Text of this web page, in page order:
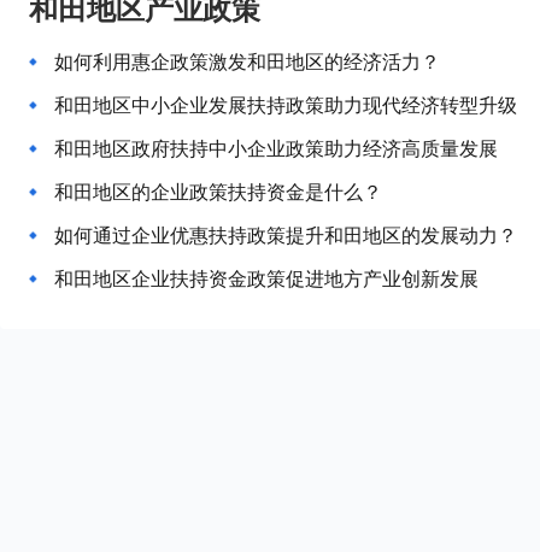
如何利用惠企政策激发和田地区的经济活力？
和田地区中小企业发展扶持政策助力现代经济转型升级
和田地区政府扶持中小企业政策助力经济高质量发展
和田地区的企业政策扶持资金是什么？
如何通过企业优惠扶持政策提升和田地区的发展动力？
和田地区企业扶持资金政策促进地方产业创新发展